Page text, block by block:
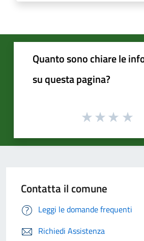
Quanto sono chiare le
su questa pagina?
Contatta il comune
Leggi le domande frequenti
Richiedi Assistenza